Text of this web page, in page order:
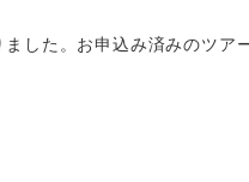
した。お申込み済みのツ
おひとり様限定でご